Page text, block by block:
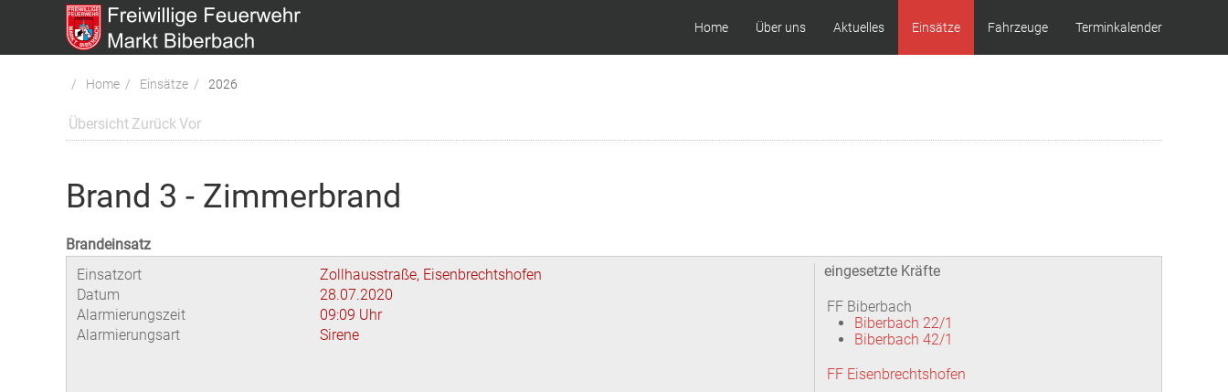
Home Über uns Aktuelles Einsätze Fahrzeuge Terminkalender
Home Einsätze 2026
Übersicht ZurückVor
Brand 3 - Zimmerbrand
Brandeinsatz
Einsatzort
Zollhausstraße, Eisenbrechtshofen
Datum
28.07.2020
Alarmierungszeit
09:09 Uhr
Alarmierungsart
Sirene
eingesetzte Kräfte
FF Biberbach
Biberbach 22/1
Biberbach 42/1
FF Eisenbrechtshofen